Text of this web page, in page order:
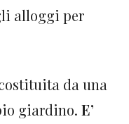
alloggi per
da una
giardino. E’